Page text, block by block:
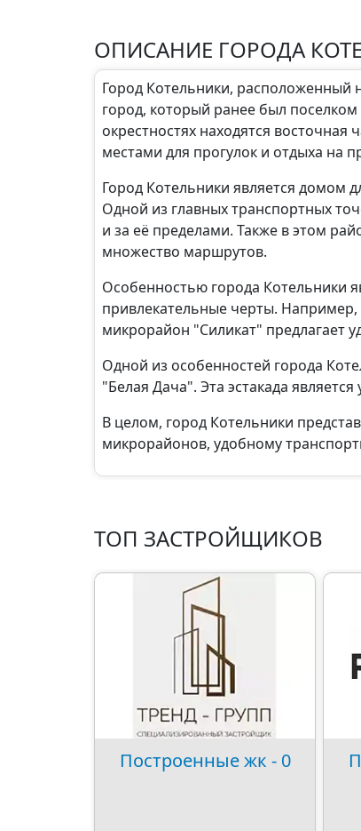
ОПИСАНИЕ ГОРОДА
Город Котельники, расположенный
город, который ранее был
окрестностях находятся
местами для прогулок и отдыха на
Город Котельники является домом
Одной из главных транспортных
и за её пределами. Также в этом
множество маршрутов.
Особенностью города Котельники
привлекательные черты.
микрорайон "Силикат" предлагает
Одной из особенностей города
"Белая Дача". Эта эстакада
В целом, город Котельники
микрорайонов, удобному
ТОП ЗАСТРОЙЩИКОВ
Построенные жк - 0